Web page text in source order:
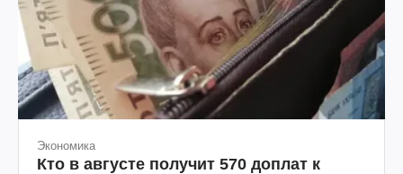
Экономика
Кто в августе получит 570 доплат к